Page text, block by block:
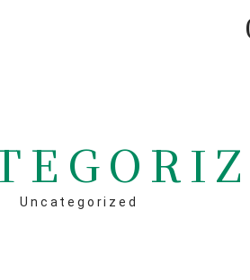
Uncategorized